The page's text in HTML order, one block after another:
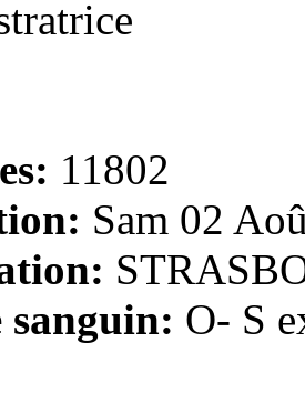
11802
Sam 02
sanguin: O- S